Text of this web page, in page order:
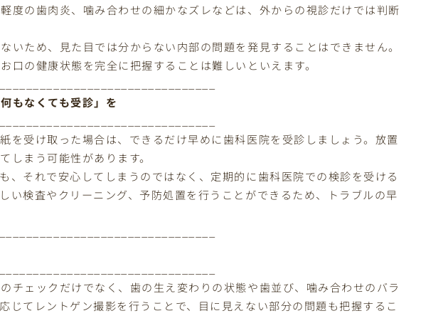
度の歯肉炎、噛み合わせの細かなズレなどは、外からの視診だけでは判断
いため、見た目では分からない内部の問題を発見することはできません。
口の健康状態を完全に把握することは難しいといえます。
もなくても受診」を
を受け取った場合は、できるだけ早めに歯科医院を受診しましょう。放置
しまう可能性があります。
、それで安心してしまうのではなく、定期的に歯科医院での検診を受ける
い検査やクリーニング、予防処置を行うことができるため、トラブルの早
チェックだけでなく、歯の生え変わりの状態や歯並び、噛み合わせのバラ
じてレントゲン撮影を行うことで、目に見えない部分の問題も把握するこ